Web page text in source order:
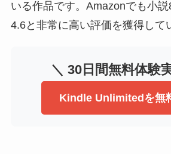
いる作品です。Amazonでも小
4.6と非常に高い評価を獲得して
＼ 30日間無料体験
Kindle Unlimitedを無